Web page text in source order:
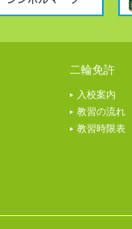
二輪免許
入校案内
教習の流れ
教習時限表